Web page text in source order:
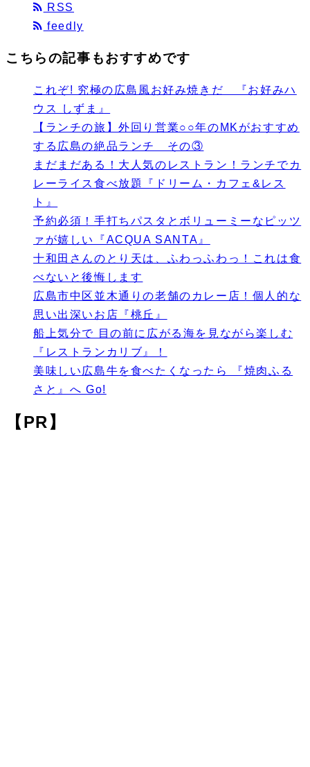
RSS
feedly
こちらの記事もおすすめです
これぞ! 究極の広島風お好み焼きだ 『お好みハ
ウス しずま』
【ランチの旅】外回り営業○○年のMKがおすすめ
する広島の絶品ランチ その③
まだまだある！大人気のレストラン！ランチでカ
レーライス食べ放題『ドリーム・カフェ&レス
ト』
予約必須！手打ちパスタとボリューミーなピッツ
ァが嬉しい『ACQUA SANTA』
十和田さんのとり天は、ふわっふわっ！これは食
べないと後悔します
広島市中区並木通りの老舗のカレー店！個人的な
思い出深いお店『桃丘』
船上気分で 目の前に広がる海を見ながら楽しむ
『レストランカリブ』！
美味しい広島牛を食べたくなったら 『焼肉ふる
さと』へ Go!
【PR】